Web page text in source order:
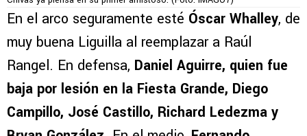
En el arco seguramente esté Óscar Whalley, de
muy buena Liguilla al reemplazar a Raúl
Rangel. En defensa, Daniel Aguirre, quien fue
baja por lesión en la Fiesta Grande, Diego
Campillo, José Castillo, Richard Ledezma y